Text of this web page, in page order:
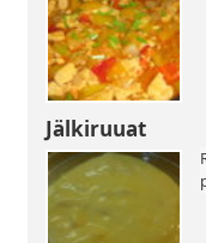
Jälkiruuat